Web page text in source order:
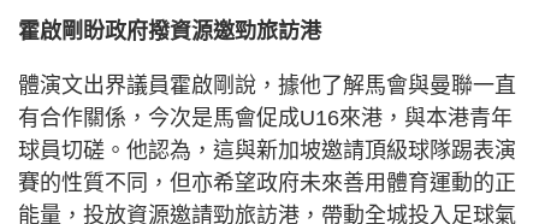
霍啟剛盼政府撥資源邀勁旅訪港
體演文出界議員霍啟剛說，據他了解馬會與曼聯一直
有合作關係，今次是馬會促成U16來港，與本港青年
球員切磋。他認為，這與新加坡邀請頂級球隊踢表演
賽的性質不同，但亦希望政府未來善用體育運動的正
能量，投放資源邀請勁旅訪港，帶動全城投入足球氣